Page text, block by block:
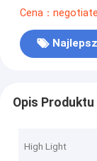
Cena：
Opis Produktu
High Light